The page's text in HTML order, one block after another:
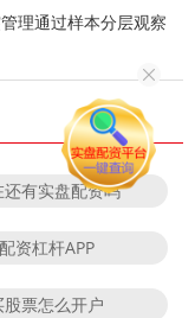
理通过样本分层观察
还有实盘配资吗
配资杠杆APP
股票怎么开户